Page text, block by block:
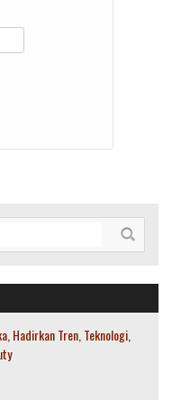
Hadirkan Tren, Teknologi,